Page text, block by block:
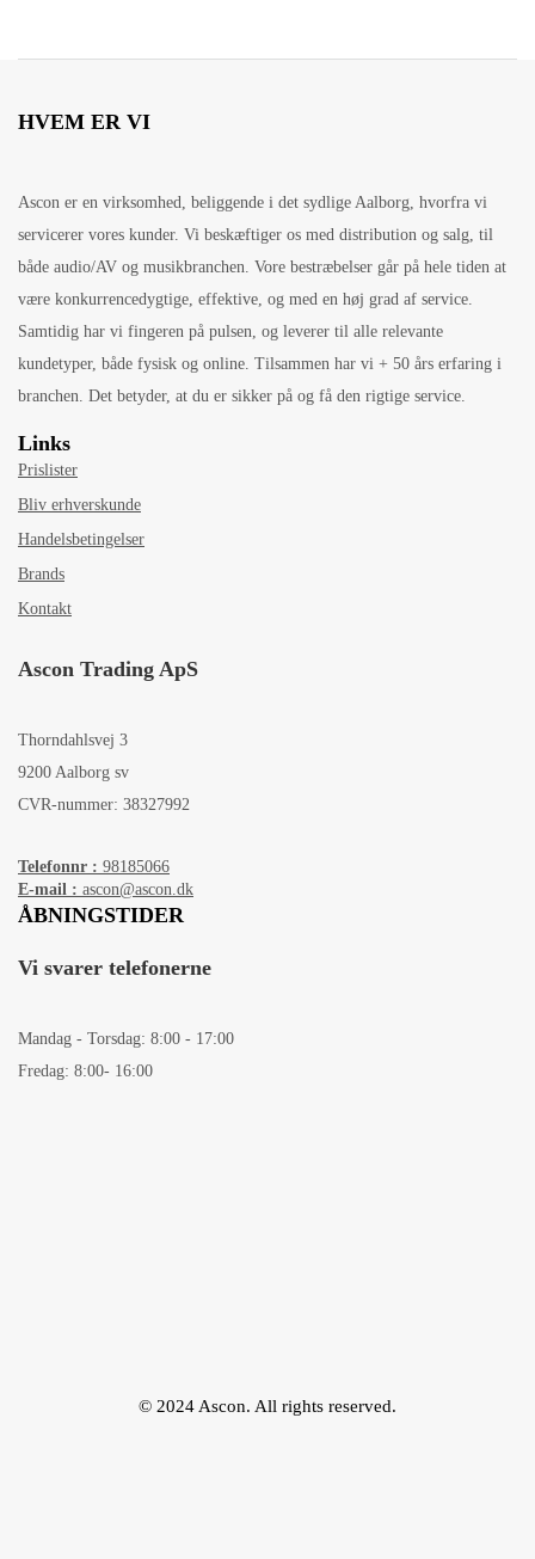
HVEM ER VI
Ascon er en virksomhed, beliggende i det sydlige Aalborg, hvorfra vi
servicerer vores kunder. Vi beskæftiger os med distribution og salg, til
både audio/AV og musikbranchen. Vore bestræbelser går på hele tiden at
være konkurrencedygtige, effektive, og med en høj grad af service.
Samtidig har vi fingeren på pulsen, og leverer til alle relevante
kundetyper, både fysisk og online. Tilsammen har vi + 50 års erfaring i
branchen. Det betyder, at du er sikker på og få den rigtige service.
Links
Prislister
Bliv erhverskunde
Handelsbetingelser
Brands
Kontakt
Ascon Trading ApS
Thorndahlsvej 3
9200 Aalborg sv
CVR-nummer: 38327992
Telefonnr : 98185066
E-mail : ascon@ascon.dk
ÅBNINGSTIDER
Vi svarer telefonerne
Mandag - Torsdag: 8:00 - 17:00
Fredag: 8:00- 16:00
© 2024 Ascon. All rights reserved.